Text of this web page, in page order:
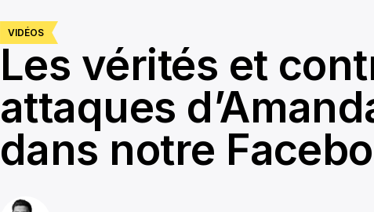
VIDÉOS
Les vérités et
attaques
dans notre